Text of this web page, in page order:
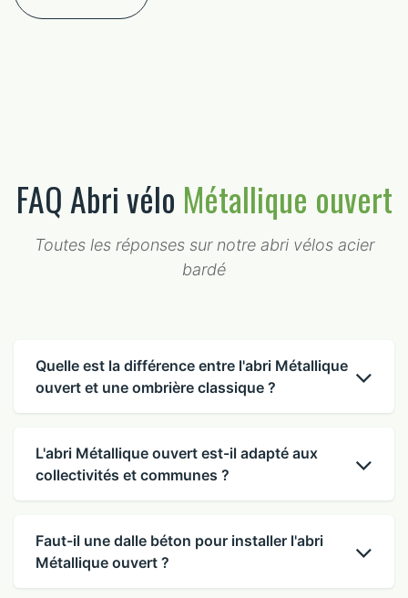
FAQ Abri vélo Métallique ouvert
Toutes les réponses sur notre abri vélos acier
bardé
Quelle est la différence entre l'abri Métallique
ouvert et une ombrière classique ?
L'abri Métallique ouvert est-il adapté aux
collectivités et communes ?
Faut-il une dalle béton pour installer l'abri
Métallique ouvert ?